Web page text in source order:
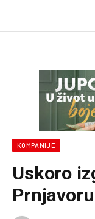
KOMPANIJE
Uskoro
Prnjavoru